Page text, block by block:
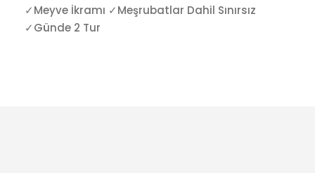
✓Meyve İkramı ✓Meşrubatlar Dahil Sınırsız
✓Günde 2 Tur